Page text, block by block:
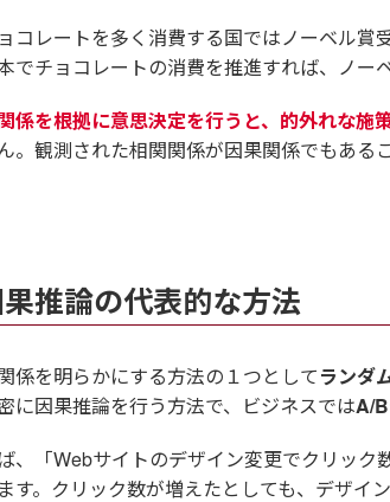
コレートを多く消費する国ではノーベル賞
でチョコレートの消費を推進すれば、ノー
係を根拠に意思決定を行うと、的外れな施
。観測された相関関係が因果関係でもある
推論の代表的な方法
係を明らかにする方法の１つとしてランダ
に因果推論を行う方法で、ビジネスではA/
、「Webサイトのデザイン変更でクリック
す。クリック数が増えたとしても、デザイ